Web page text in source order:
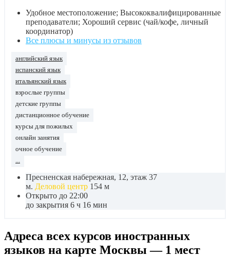
Удобное местоположение; Высококвалифицированные
преподаватели; Хороший сервис (чай/кофе, личный
координатор)
Все плюсы и минусы из отзывов
английский язык
испанский язык
итальянский язык
взрослые группы
детские группы
дистанционное обучение
курсы для пожилых
онлайн занятия
очное обучение
Пресненская набережная, 12, этаж 37
м. Деловой центр 154 м
Открыто до 22:00
до закрытия 6 ч 16 мин
Адреса всех курсов иностранных
языков на карте Москвы — 1 мест